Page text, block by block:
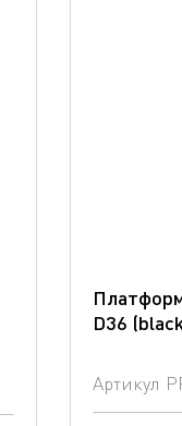
D36
Артикул